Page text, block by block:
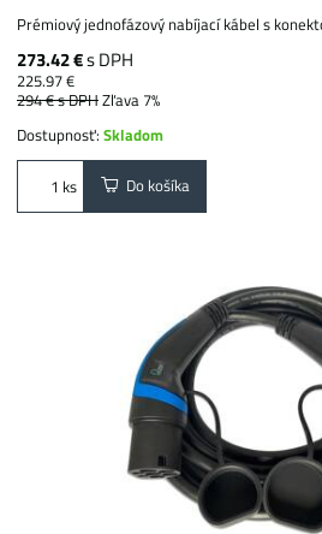
Prémiový jednofázový nabíjací kábel s
273.42 €s DPH
225.97 €
294 €s DPHZľava 7%
Dostupnosť:Skladom
ks Do košíka